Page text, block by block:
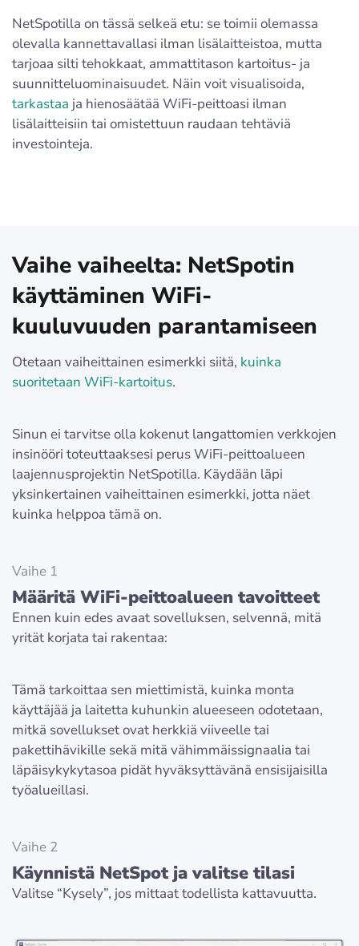
NetSpotilla on tässä selkeä etu: se toimii olemassa
olevalla kannettavallasi ilman lisälaitteistoa, mutta
tarjoaa silti tehokkaat, ammattitason kartoitus- ja
suunnitteluominaisuudet. Näin voit visualisoida,
tarkastaa ja hienosäätää WiFi-peittoasi ilman
lisälaitteisiin tai omistettuun raudaan tehtäviä
investointeja.
Vaihe vaiheelta: NetSpotin
käyttäminen WiFi-
kuuluvuuden parantamiseen
Otetaan vaiheittainen esimerkki siitä, kuinka
suoritetaan WiFi-kartoitus.
Sinun ei tarvitse olla kokenut langattomien verkkojen
insinööri toteuttaaksesi perus WiFi-peittoalueen
laajennusprojektin NetSpotilla. Käydään läpi
yksinkertainen vaiheittainen esimerkki, jotta näet
kuinka helppoa tämä on.
Vaihe 1
Määritä WiFi-peittoalueen tavoitteet
Ennen kuin edes avaat sovelluksen, selvennä, mitä
yrität korjata tai rakentaa:
Tämä tarkoittaa sen miettimistä, kuinka monta
käyttäjää ja laitetta kuhunkin alueeseen odotetaan,
mitkä sovellukset ovat herkkiä viiveelle tai
pakettihävikille sekä mitä vähimmäissignaalia tai
läpäisykykytasoa pidät hyväksyttävänä ensisijaisilla
työalueillasi.
Vaihe 2
Käynnistä NetSpot ja valitse tilasi
Valitse “Kysely”, jos mittaat todellista kattavuutta.